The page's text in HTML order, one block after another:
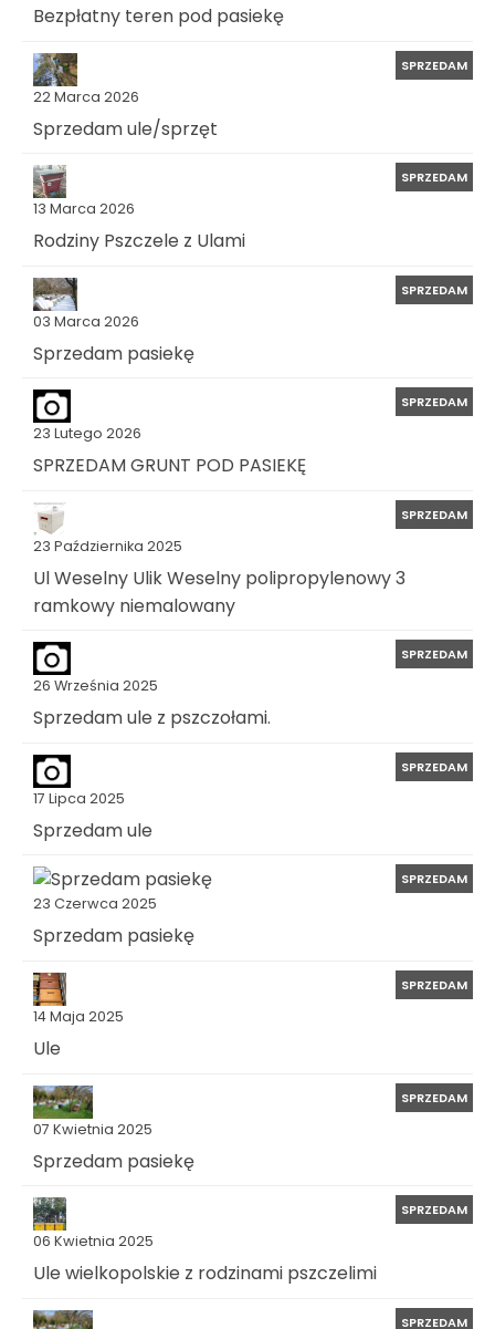
Bezpłatny teren pod pasiekę
22 Marca 2026
SPRZEDAM
Sprzedam ule/sprzęt
13 Marca 2026
SPRZEDAM
Rodziny Pszczele z Ulami
03 Marca 2026
SPRZEDAM
Sprzedam pasiekę
23 Lutego 2026
SPRZEDAM
SPRZEDAM GRUNT POD PASIEKĘ
23 Października 2025
SPRZEDAM
Ul Weselny Ulik Weselny polipropylenowy 3
ramkowy niemalowany
26 Września 2025
SPRZEDAM
Sprzedam ule z pszczołami.
17 Lipca 2025
SPRZEDAM
Sprzedam ule
23 Czerwca 2025
SPRZEDAM
Sprzedam pasiekę
14 Maja 2025
SPRZEDAM
Ule
07 Kwietnia 2025
SPRZEDAM
Sprzedam pasiekę
06 Kwietnia 2025
SPRZEDAM
Ule wielkopolskie z rodzinami pszczelimi
SPRZEDAM